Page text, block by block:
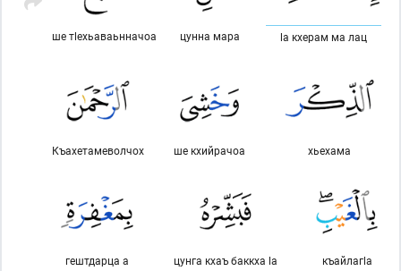
lа кхерам ма лац
цунна мара
ше тlехьаваьнначоа
хьехама
ше кхийрачоа
Къахетамеволчох
къайлагlа
цунга кхаъ баккха lа
гештдарца а